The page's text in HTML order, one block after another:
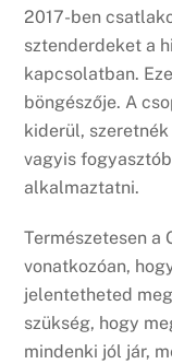
2017-ben
sztenderdeket a
kapcsolatban.
böngészője. A
kiderül,
vagyis
alkalmaztatni.
Természetesen a
vonatkozóan,
jelentetheted
szükség, hogy
mindenki jól jár,